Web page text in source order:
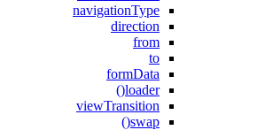
navigationType
direction
from
to
formData
loader()
viewTransition
swap()